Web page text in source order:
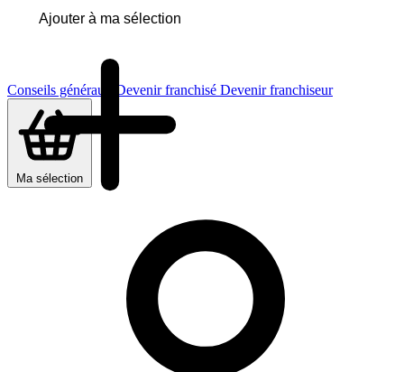
Conseils généraux Devenir franchisé Devenir franchiseur
Ma sélection
Ajouter à ma sélection